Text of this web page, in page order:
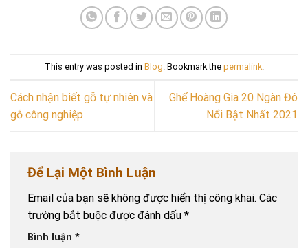
This entry was posted in Blog . Bookmark the permalink.
Cách nhận biết gỗ tự nhiên và
gỗ công nghiệp
Ghế Hoàng Gia 20 Ngàn Đô
Nổi Bật Nhất 2021
Để Lại Một Bình Luận
Email của bạn sẽ không được hiển thị công khai. Các
trường bắt buộc được đánh dấu *
Bình luận *